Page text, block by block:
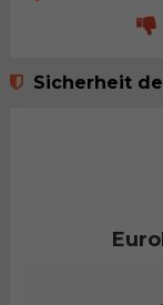
Sicherheit